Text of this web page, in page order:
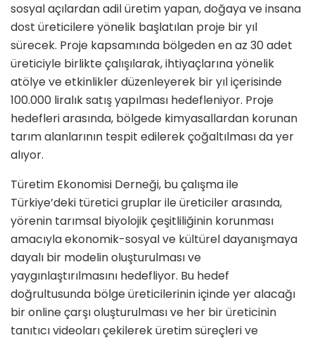
sosyal açılardan adil üretim yapan, doğaya ve insana
dost üreticilere yönelik başlatılan proje bir yıl
sürecek. Proje kapsamında bölgeden en az 30 adet
üreticiyle birlikte çalışılarak, ihtiyaçlarına yönelik
atölye ve etkinlikler düzenleyerek bir yıl içerisinde
100.000 liralık satış yapılması hedefleniyor. Proje
hedefleri arasında, bölgede kimyasallardan korunan
tarım alanlarının tespit edilerek çoğaltılması da yer
alıyor.
Türetim Ekonomisi Derneği, bu çalışma ile
Türkiye’deki türetici gruplar ile üreticiler arasında,
yörenin tarımsal biyolojik çeşitliliğinin korunması
amacıyla ekonomik-sosyal ve kültürel dayanışmaya
dayalı bir modelin oluşturulması ve
yaygınlaştırılmasını hedefliyor. Bu hedef
doğrultusunda bölge üreticilerinin içinde yer alacağı
bir online çarşı oluşturulması ve her bir üreticinin
tanıtıcı videoları çekilerek üretim süreçleri ve